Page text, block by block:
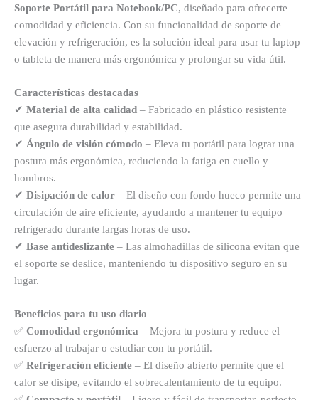
Soporte Portátil para Notebook/PC, diseñado para ofrecerte
comodidad y eficiencia. Con su funcionalidad de soporte de
elevación y refrigeración, es la solución ideal para usar tu laptop
o tableta de manera más ergonómica y prolongar su vida útil.
Características destacadas
✔ Material de alta calidad – Fabricado en plástico resistente
que asegura durabilidad y estabilidad.
✔ Ángulo de visión cómodo – Eleva tu portátil para lograr una
postura más ergonómica, reduciendo la fatiga en cuello y
hombros.
✔ Disipación de calor – El diseño con fondo hueco permite una
circulación de aire eficiente, ayudando a mantener tu equipo
refrigerado durante largas horas de uso.
✔ Base antideslizante – Las almohadillas de silicona evitan que
el soporte se deslice, manteniendo tu dispositivo seguro en su
lugar.
Beneficios para tu uso diario
✅ Comodidad ergonómica – Mejora tu postura y reduce el
esfuerzo al trabajar o estudiar con tu portátil.
✅ Refrigeración eficiente – El diseño abierto permite que el
calor se disipe, evitando el sobrecalentamiento de tu equipo.